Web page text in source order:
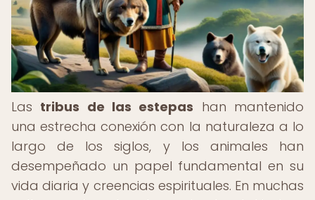
Las tribus de las estepas han mantenido
una estrecha conexión con la naturaleza a lo
largo de los siglos, y los animales han
desempeñado un papel fundamental en su
vida diaria y creencias espirituales. En muchas